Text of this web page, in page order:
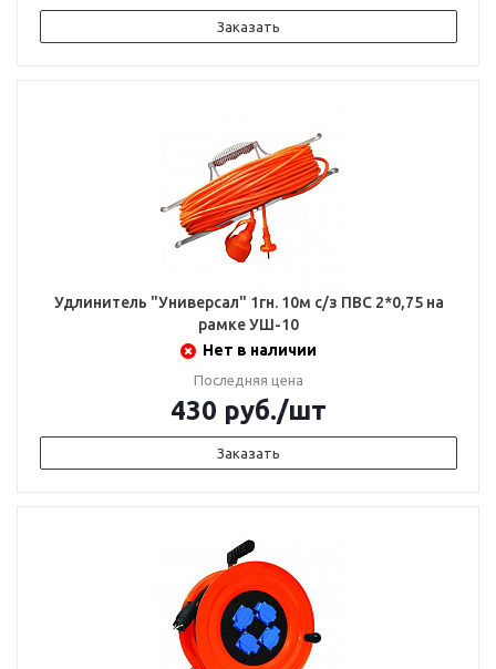
Заказать
Удлинитель "Универсал" 1гн. 10м с/з ПВС 2*0,75 на
рамке УШ-10
Нет в наличии
Последняя цена
430 руб./шт
Заказать